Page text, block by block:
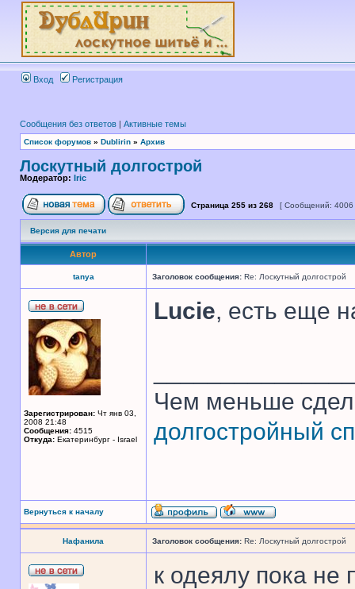
Вход Регистрация
Сообщения без ответов | Активные темы
Список форумов » Dublirin » Архив
Лоскутный долгострой
Модератор: Iric
Страница 255 из 268 [ Сообщений:
Версия для печати
Автор
tanya Заголовок сообщения: Re: Лоскутный долгострой
Зарегистрирован: Чт янв 03,
2008 21:48
Сообщения: 4515
Откуда: Екатеринбург - Israel
Lucie, есть еще
Чем меньше
долгостройный
Вернуться к началу
Нафанила Заголовок сообщения: Re: Лоскутный долгострой
к одеялу пока не